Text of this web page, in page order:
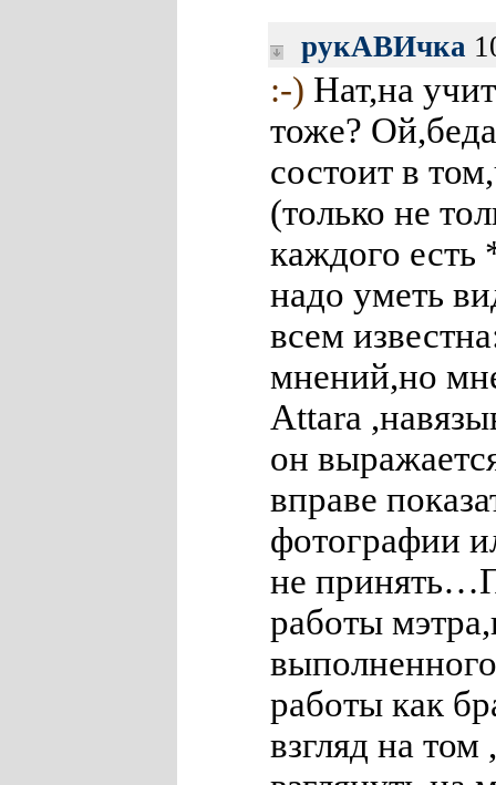
рукАВИчка
:-) Нат,на
тоже?
состоит в
(только не
каждого есть
надо уметь
всем
мнений,но
Attara
он
вправе
фотографии
не
работы
работы как
взгляд на том